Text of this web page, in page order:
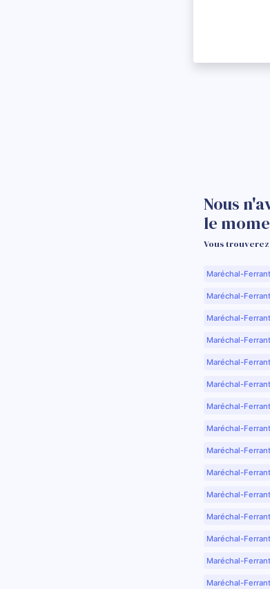
Nous
le
Vous
Maréchal-
Maréchal-
Maréchal-
Maréchal-
Maréchal-
Maréchal-
Maréchal-
Maréchal-
Maréchal-
Maréchal-
Maréchal-
Maréchal-
Maréchal-
Maréchal-
Maréchal-